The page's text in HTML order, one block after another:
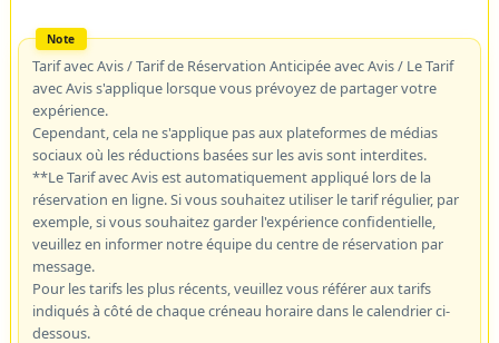
Tarif avec Avis / Tarif de Réservation Anticipée avec Avis / Le Tarif
avec Avis s'applique lorsque vous prévoyez de partager votre
expérience.
Cependant, cela ne s'applique pas aux plateformes de médias
sociaux où les réductions basées sur les avis sont interdites.
**Le Tarif avec Avis est automatiquement appliqué lors de la
réservation en ligne. Si vous souhaitez utiliser le tarif régulier, par
exemple, si vous souhaitez garder l'expérience confidentielle,
veuillez en informer notre équipe du centre de réservation par
message.
Pour les tarifs les plus récents, veuillez vous référer aux tarifs
indiqués à côté de chaque créneau horaire dans le calendrier ci-
dessous.